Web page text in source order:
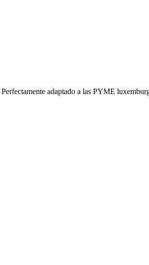
adaptado a las PYME